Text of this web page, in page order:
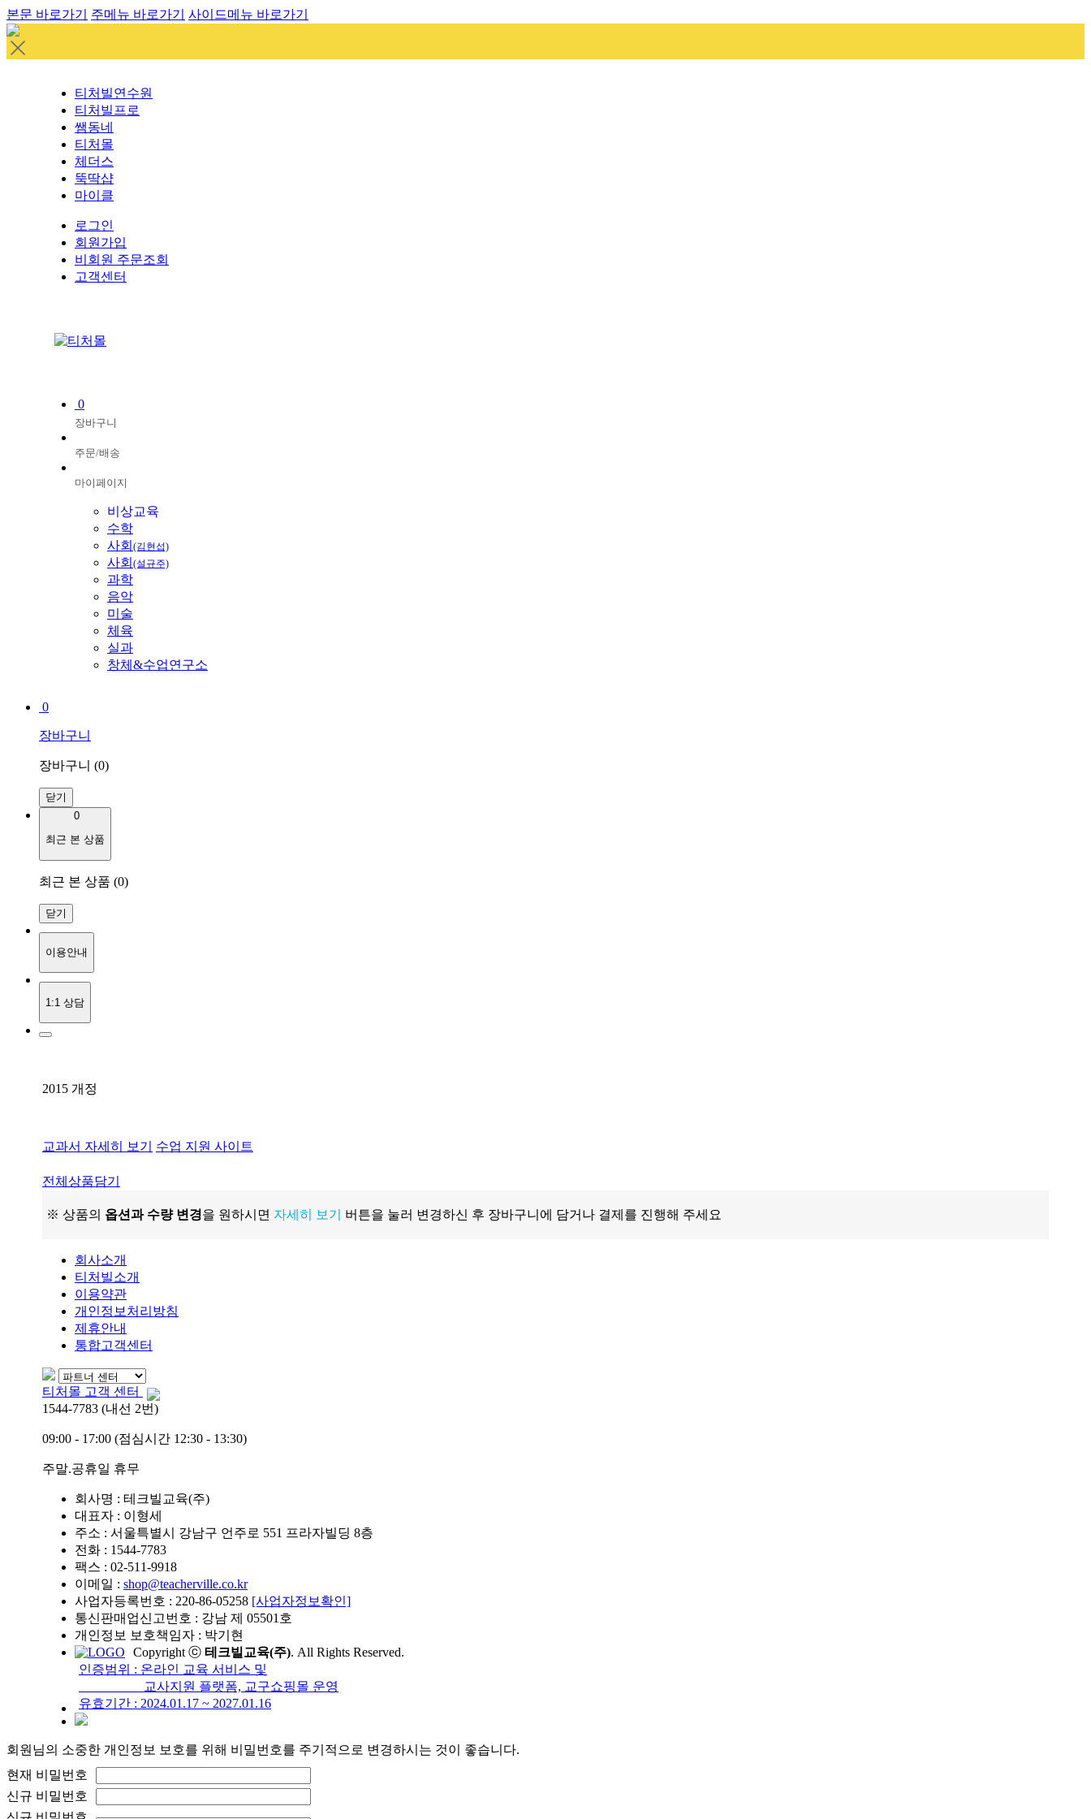
본문 바로가기 주메뉴 바로가기 사이드메뉴 바로가기
티처빌연수원
티처빌프로
쌤동네
티처몰
체더스
뚝딱샵
마이클
로그인
회원가입
비회원 주문조회
고객센터
0
장바구니
주문/배송
마이페이지
비상교육
수학
사회 (김현섭)
사회 (설규주)
과학
음악
미술
체육
실과
창체&수업연구소
0
장바구니
장바구니 (0)
닫기
0
최근 본 상품
최근 본 상품 (0)
닫기
이용안내
1:1 상담
2015 개정
교과서 자세히 보기 수업 지원 사이트
전체상품담기
※ 상품의 옵션과 수량 변경을 원하시면 자세히 보기 버튼을 눌러 변경하신 후 장바구니에 담거나 결제를 진행해 주세요
회사소개
티처빌소개
이용약관
개인정보처리방침
제휴안내
통합고객센터
티처몰 고객 센터
1544-7783 (내선 2번)
09:00 - 17:00 (점심시간 12:30 - 13:30)
주말.공휴일 휴무
회사명 : 테크빌교육(주)
대표자 : 이형세
주소 : 서울특별시 강남구 언주로 551 프라자빌딩 8층
전화 : 1544-7783
팩스 : 02-511-9918
이메일 : shop@teacherville.co.kr
사업자등록번호 : 220-86-05258 [사업자정보확인]
통신판매업신고번호 : 강남 제 05501호
개인정보 보호책임자 : 박기현
Copyright ⓒ 테크빌교육(주). All Rights Reserved.
인증범위 : 온라인 교육 서비스 및
교사지원 플랫폼, 교구쇼핑몰 운영
유효기간 : 2024.01.17 ~ 2027.01.16
회원님의 소중한 개인정보 보호를 위해 비밀번호를 주기적으로 변경하시는 것이 좋습니다.
현재 비밀번호
신규 비밀번호